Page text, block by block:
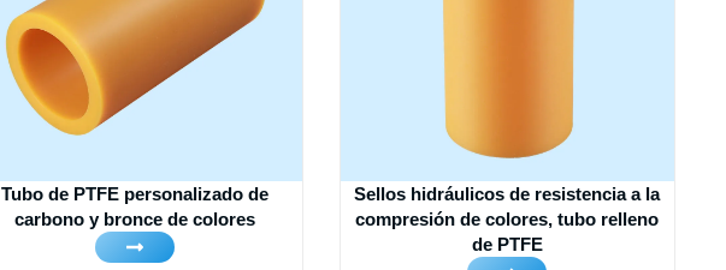
Tubo de PTFE personalizado de
carbono y bronce de colores
Sellos hidráulicos de resistencia a la
compresión de colores, tubo relleno
de PTFE